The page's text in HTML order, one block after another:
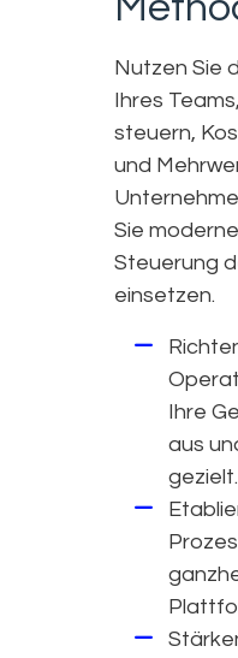
Nutzen Sie
Ihres
steuern,
und
Sie
Steuerung
einsetzen.
Ihre
aus
gezielt.